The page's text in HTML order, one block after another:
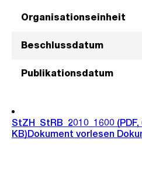
Organisationseinheit
Beschlussdatum
Publikationsdatum
StZH_StRB_2010_1600
KB)Dokument vorlesen